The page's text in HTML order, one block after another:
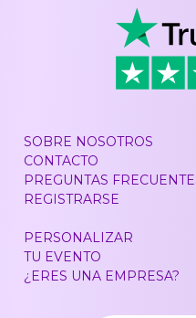
SOBRE NOSOTROS
CONTACTO
PREGUNTAS
REGISTRARSE
PERSONALIZAR
TU EVENTO
¿ERES UNA EMPRESA?